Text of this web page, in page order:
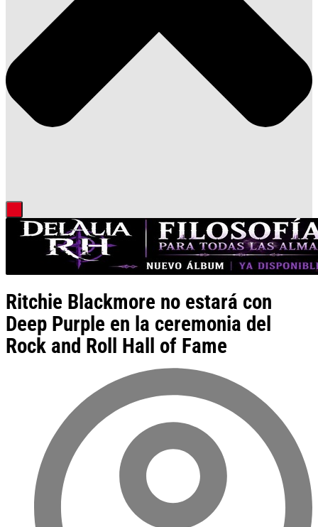
Ritchie Blackmore no estará con
Deep Purple en la ceremonia del
Rock and Roll Hall of Fame